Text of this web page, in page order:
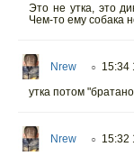
Это не утка, это
Чем-то ему собака
Nrew ○ 15:34
утка потом
Nrew ○ 15:32